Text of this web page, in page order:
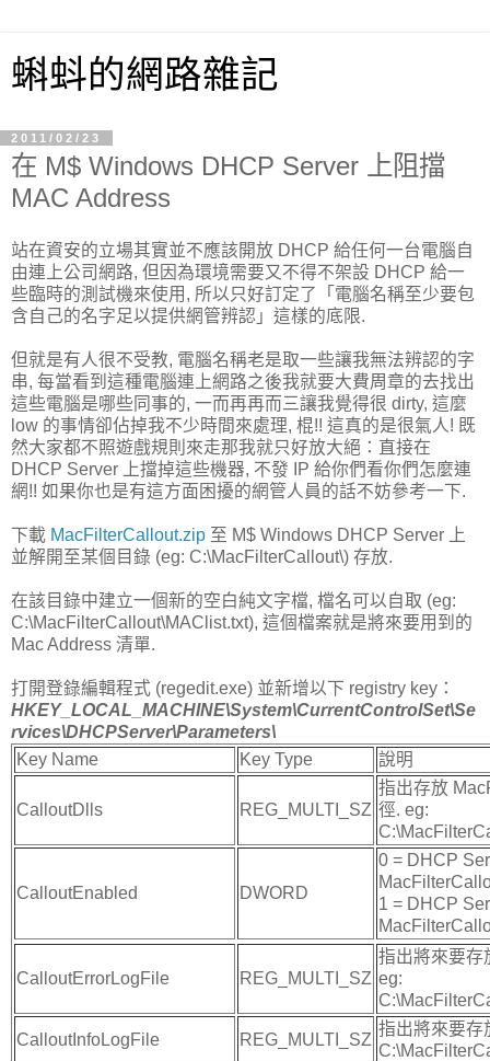
蝌蚪的網路雜記
2011/02/23
在 M$ Windows DHCP Server 上阻擋
MAC Address
站在資安的立場其實並不應該開放 DHCP 給任何一台電腦自
由連上公司網路, 但因為環境需要又不得不架設 DHCP 給一
些臨時的測試機來使用, 所以只好訂定了「電腦名稱至少要包
含自己的名字足以提供網管辨認」這樣的底限.
但就是有人很不受教, 電腦名稱老是取一些讓我無法辨認的字
串, 每當看到這種電腦連上網路之後我就要大費周章的去找出
這些電腦是哪些同事的, 一而再再而三讓我覺得很 dirty, 這麼
low 的事情卻佔掉我不少時間來處理, 棍!! 這真的是很氣人! 既
然大家都不照遊戲規則來走那我就只好放大絕：直接在
DHCP Server 上擋掉這些機器, 不發 IP 給你們看你們怎麼連
網!! 如果你也是有這方面困擾的網管人員的話不妨參考一下.
下載 MacFilterCallout.zip 至 M$ Windows DHCP Server 上
並解開至某個目錄 (eg: C:\MacFilterCallout\) 存放.
在該目錄中建立一個新的空白純文字檔, 檔名可以自取 (eg:
C:\MacFilterCallout\MAClist.txt), 這個檔案就是將來要用到的
Mac Address 清單.
打開登錄編輯程式 (regedit.exe) 並新增以下 registry key：
HKEY_LOCAL_MACHINE\System\CurrentControlSet\Se
rvices\DHCPServer\Parameters\
Key Name
Key Type 說明
CalloutDlls REG_MULTI_SZ
指出存放
徑. eg:
CalloutEnabled DWORD
0 = DHCP
1 = DHCP
CalloutErrorLogFile REG_MULTI_SZ
指出將來要存
eg:
CalloutInfoLogFile REG_MULTI_SZ
指出將來要存